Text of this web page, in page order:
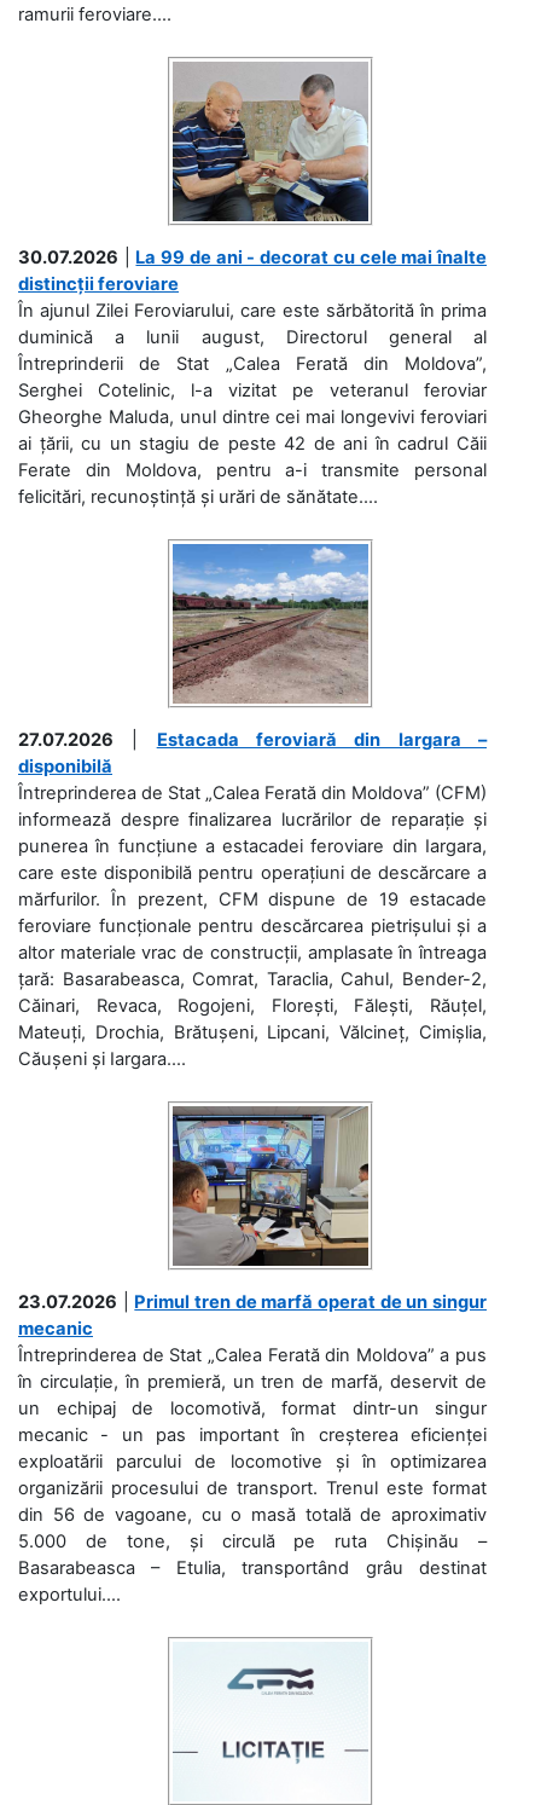
ramurii feroviare....
30.07.2026
La 99 de ani - decorat cu cele mai înalte
distincții feroviare
În ajunul Zilei Feroviarului, care este sărbătorită în prima
duminică a lunii august, Directorul general al
Întreprinderii de Stat „Calea Ferată din Moldova”,
Serghei Cotelinic, l-a vizitat pe veteranul feroviar
Gheorghe Maluda, unul dintre cei mai longevivi feroviari
ai țării, cu un stagiu de peste 42 de ani în cadrul Căii
Ferate din Moldova, pentru a-i transmite personal
felicitări, recunoștință și urări de sănătate....
27.07.2026
Estacada feroviară din Iargara –
disponibilă
Întreprinderea de Stat „Calea Ferată din Moldova” (CFM)
informează despre finalizarea lucrărilor de reparație și
punerea în funcțiune a estacadei feroviare din Iargara,
care este disponibilă pentru operațiuni de descărcare a
mărfurilor. În prezent, CFM dispune de 19 estacade
feroviare funcționale pentru descărcarea pietrișului și a
altor materiale vrac de construcții, amplasate în întreaga
țară: Basarabeasca, Comrat, Taraclia, Cahul, Bender-2,
Căinari, Revaca, Rogojeni, Florești, Fălești, Răuțel,
Mateuți, Drochia, Brătușeni, Lipcani, Vălcineț, Cimișlia,
Căușeni și Iargara....
23.07.2026
Primul tren de marfă operat de un singur
mecanic
Întreprinderea de Stat „Calea Ferată din Moldova” a pus
în circulație, în premieră, un tren de marfă, deservit de
un echipaj de locomotivă, format dintr-un singur
mecanic - un pas important în creșterea eficienței
exploatării parcului de locomotive și în optimizarea
organizării procesului de transport. Trenul este format
din 56 de vagoane, cu o masă totală de aproximativ
5.000 de tone, și circulă pe ruta Chișinău –
Basarabeasca – Etulia, transportând grâu destinat
exportului....